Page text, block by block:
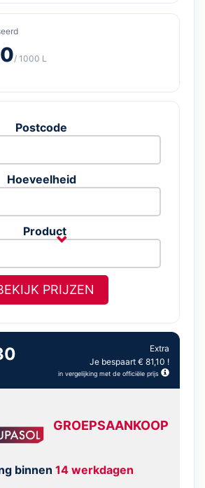
/ 1000 L
Postcode
Hoeveelheid
Product
PRIJZEN
Extra
Je bespaart € 81,10 !
in vergelijking met de officiële prijs
GROEPSAANKOOP
binnen 14 werkdagen